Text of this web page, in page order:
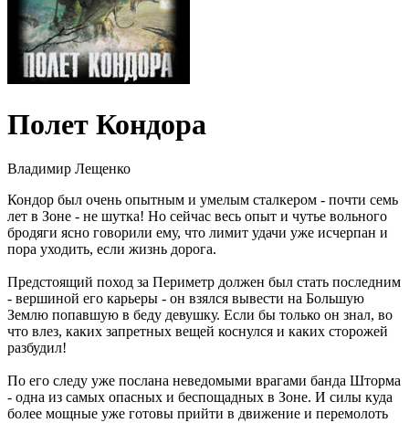
Полет Кондора
Владимир Лещенко
Кондор был очень опытным и умелым сталкером - почти семь
лет в Зоне - не шутка! Но сейчас весь опыт и чутье вольного
бродяги ясно говорили ему, что лимит удачи уже исчерпан и
пора уходить, если жизнь дорога.
Предстоящий поход за Периметр должен был стать последним
- вершиной его карьеры - он взялся вывести на Большую
Землю попавшую в беду девушку. Если бы только он знал, во
что влез, каких запретных вещей коснулся и каких сторожей
разбудил!
По его следу уже послана неведомыми врагами банда Шторма
- одна из самых опасных и беспощадных в Зоне. И силы куда
более мощные уже готовы прийти в движение и перемолоть